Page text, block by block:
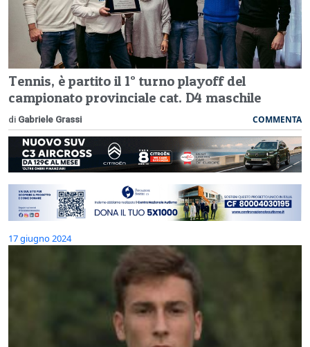
Tennis, è partito il 1° turno playoff del
campionato provinciale cat. D4 maschile
di Gabriele Grassi COMMENTA
17 giugno 2024